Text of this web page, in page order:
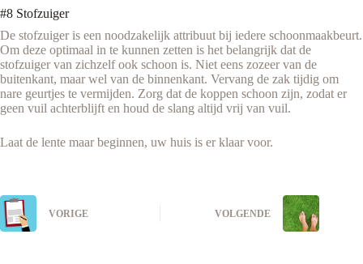
#8 Stofzuiger
De stofzuiger is een noodzakelijk attribuut bij iedere schoonmaakbeurt.
Om deze optimaal in te kunnen zetten is het belangrijk dat de
stofzuiger van zichzelf ook schoon is. Niet eens zozeer van de
buitenkant, maar wel van de binnenkant. Vervang de zak tijdig om
nare geurtjes te vermijden. Zorg dat de koppen schoon zijn, zodat er
geen vuil achterblijft en houd de slang altijd vrij van vuil.
Laat de lente maar beginnen, uw huis is er klaar voor.
VORIGE VOLGENDE